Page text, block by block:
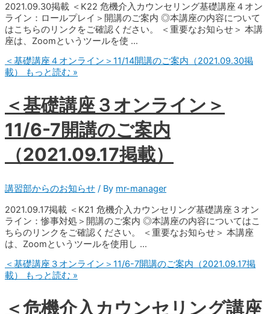
2021.09.30掲載 ＜K22 危機介入カウンセリング基礎講座４オン
ライン：ロールプレイ＞開講のご案内 ◎本講座の内容について
はこちらのリンクをご確認ください。 ＜重要なお知らせ＞ 本講
座は、Zoomというツールを使 …
＜基礎講座４オンライン＞11/14開講のご案内（2021.09.30掲
載）
もっと読む »
＜基礎講座３オンライン＞
11/6-7開講のご案内
（2021.09.17掲載）
講習部からのお知らせ / By mr-manager
2021.09.17掲載 ＜K21 危機介入カウンセリング基礎講座３オン
ライン：惨事対処＞開講のご案内 ◎本講座の内容についてはこ
ちらのリンクをご確認ください。 ＜重要なお知らせ＞ 本講座
は、Zoomというツールを使用し …
＜基礎講座３オンライン＞11/6-7開講のご案内（2021.09.17掲
載）
もっと読む »
＜危機介入カウンセリング講座